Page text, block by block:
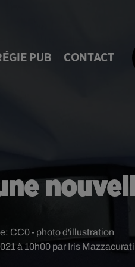
PUB CONTACT
à 10h00 par Iris Mazzacurati
CC0 - photo d'illustration